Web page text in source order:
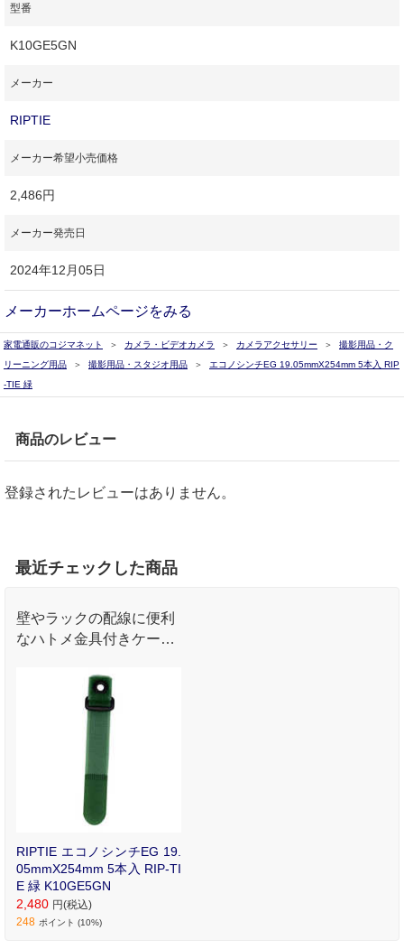
型番
K10GE5GN
メーカー
RIPTIE
メーカー希望小売価格
2,486円
メーカー発売日
2024年12月05日
メーカーホームページをみる
家電通販のコジマネット カメラ・ビデオカメラ カメラアクセサリー
撮影用品・ク
リーニング用品
撮影用品・スタジオ用品
エコノシンチEG 19.05mmX254mm 5本入 RIP
-TIE 緑
商品のレビュー
登録されたレビューはありません。
最近チェックした商品
壁やラックの配線に便利
なハトメ金具付きケーブ
は2000回以上繰り返し使
RIPTIE エコノシンチEG 19.
05mmX254mm 5本入 RIP-TI
E 緑 K10GE5GN
2,480 円(税込)
248 ポイント (10%)